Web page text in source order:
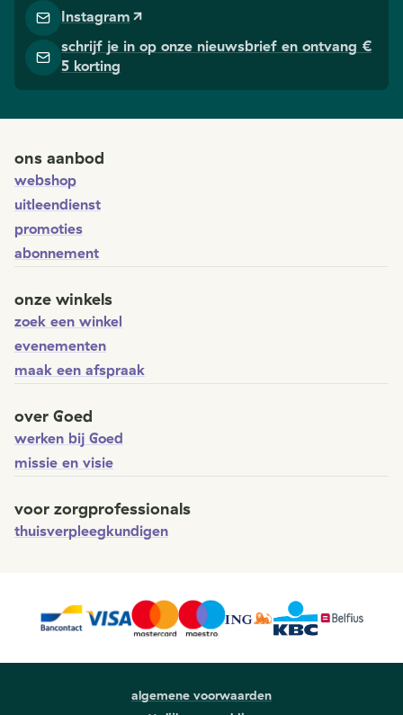
Instagram
schrijf je in op onze nieuwsbrief en ontvang €
5 korting
ons aanbod
webshop
uitleendienst
promoties
abonnement
onze winkels
zoek een winkel
evenementen
maak een afspraak
over Goed
werken bij Goed
missie en visie
voor zorgprofessionals
thuisverpleegkundigen
algemene voorwaarden